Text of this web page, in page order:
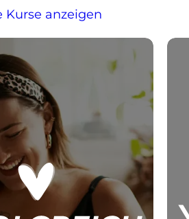
Kurse anzeigen